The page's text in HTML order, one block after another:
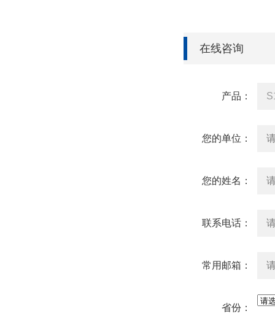
在线咨询
产品：
您的单位：
您的姓名：
联系电话：
常用邮箱：
省份：